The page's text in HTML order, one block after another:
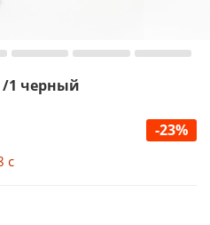
/1 черный
-23%
с